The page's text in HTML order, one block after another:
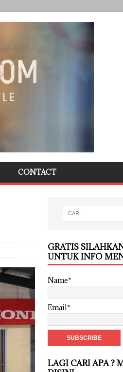
CONTACT
GRATIS
UNTUK INFO
Name*
Email*
LAGI CARI APA ?